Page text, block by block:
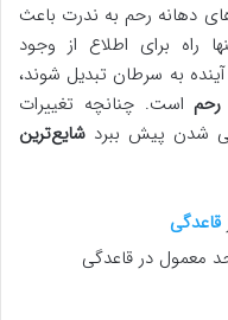
دهانه رحم به ندرت باعث
راه برای اطلاع از وجود
به سرطان تبدیل شوند،
رحماست. چنانچه تغییرات
شدن پیش ببرد شایع‌ترین
قاعدگی
معمول در قاعدگی